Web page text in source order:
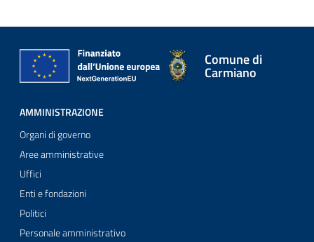
Comune di
Carmiano
AMMINISTRAZIONE
Organi di governo
Aree amministrative
Uffici
Enti e fondazioni
Politici
Personale amministrativo